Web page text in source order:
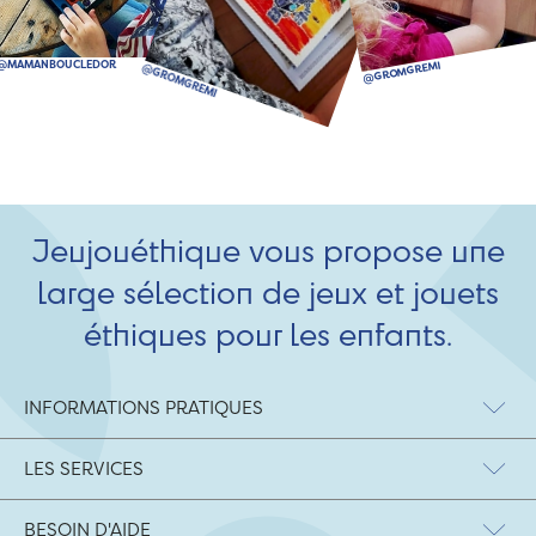
Jeujouéthique vous propose une
large sélection de jeux et jouets
éthiques pour les enfants.
INFORMATIONS PRATIQUES
LES SERVICES
BESOIN D'AIDE